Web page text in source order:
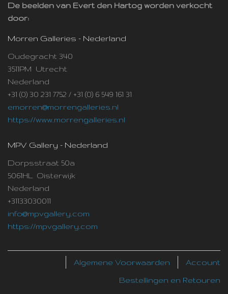
De beelden van Evert den Hartog worden verkocht
door:
Morren Galleries - Nederland
Oudegracht 340
3511PM Utrecht
Nederland
+31 (0) 30 231 7752 / +31 (0) 6 549 161 31
emorren@morrengalleries.nl
https://www.morrengalleries.nl
MPV Gallery - Nederland
Dorpsstraat 50a
5061HL Oisterwijk
Nederland
+31133030011
info@mpvgallery.com
https://mpvgallery.com
Account
Algemene Voorwaarden
Bestellingen en Retouren